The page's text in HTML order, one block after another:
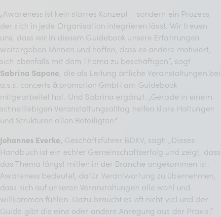
„Awareness ist kein starres Konzept – sondern ein Prozess,
der sich in jede Organisation integrieren lässt. Wir freuen
uns, dass wir in diesem Guidebook unsere Erfahrungen
weitergeben können und hoffen, dass es andere motiviert,
sich ebenfalls mit dem Thema zu beschäftigen“, sagt
Sabrina Sapone, die als Leitung örtliche Veranstaltungen bei
a.s.s. concerts & promotion GmbH am Guidebook
mitgearbeitet hat. Und Sabrina ergänzt: „Gerade in einem
schnelllebigen Veranstaltungsalltag helfen klare Haltungen
und Strukturen allen Beteiligten.“
Johannes Everke, Geschäftsführer BDKV, sagt: „Dieses
Handbuch ist ein echter Gemeinschaftserfolg und zeigt, dass
das Thema längst mitten in der Branche angekommen ist.
Awareness bedeutet, dafür Verantwortung zu übernehmen,
dass sich auf unseren Veranstaltungen alle wohl und
willkommen fühlen. Dazu braucht es oft nicht viel und der
Guide gibt die eine oder andere Anregung aus der Praxis.“